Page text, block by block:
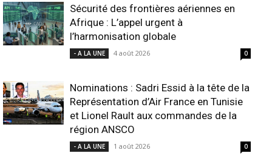
Sécurité des frontières aériennes en
Afrique : L’appel urgent à
l’harmonisation globale
- A LA UNE 4 août 2026 0
Nominations : Sadri Essid à la tête de la
Représentation d’Air France en Tunisie
et Lionel Rault aux commandes de la
région ANSCO
- A LA UNE 1 août 2026 0